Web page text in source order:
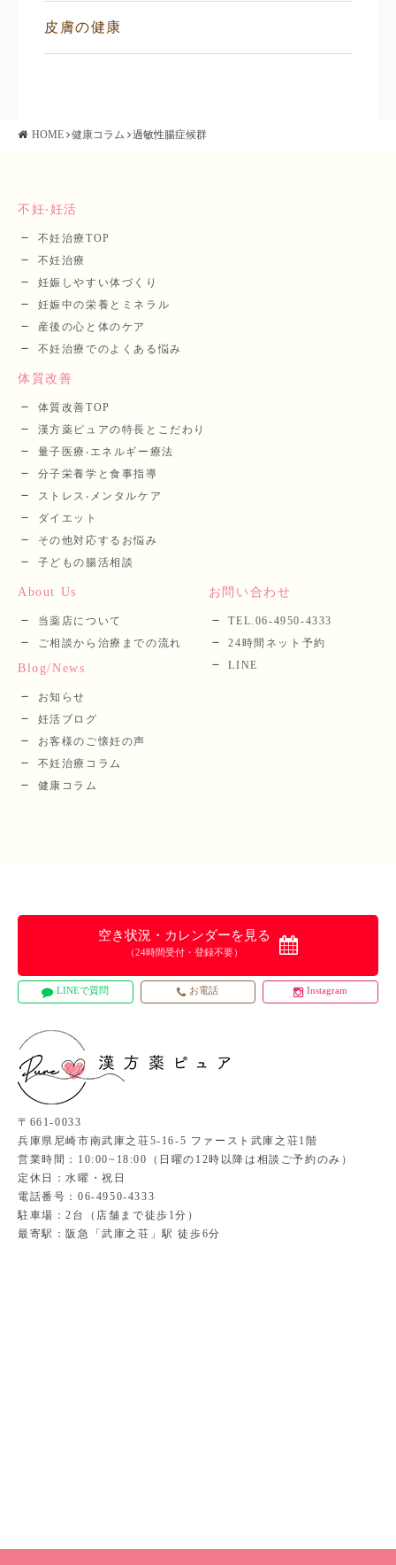
皮膚の健康
HOME 健康コラム 過敏性腸症候群
不妊‧妊活
不妊治療TOP
不妊治療
妊娠しやすい体づくり
妊娠中の栄養とミネラル
産後の⼼と体のケア
不妊治療でのよくある悩み
体質改善
体質改善TOP
漢⽅薬ピュアの特長とこだわり
量⼦医療‧エネルギー療法
分⼦栄養学と⾷事指導
ストレス‧メンタルケア
ダイエット
その他対応するお悩み
子どもの腸活相談
About Us
当薬店について
ご相談から治療までの流れ
Blog/News
お知らせ
妊活ブログ
お客様のご懐妊の声
不妊治療コラム
健康コラム
お問い合わせ
TEL.06-4950-4333
24時間ネット予約
LINE
〒661-0033
兵庫県尼崎市南武庫之荘5-16-5 ファースト武庫之荘1階
営業時間：10:00~18:00（日曜の12時以降は相談ご予約のみ）
定休日：水曜・祝日
電話番号：06-4950-4333
駐車場：2台（店舗まで徒歩1分）
最寄駅：阪急「武庫之荘」駅 徒歩6分
空き状況・カレンダーを見る
（24時間受付・登録不要）
LINEで質問 お電話 Instagram